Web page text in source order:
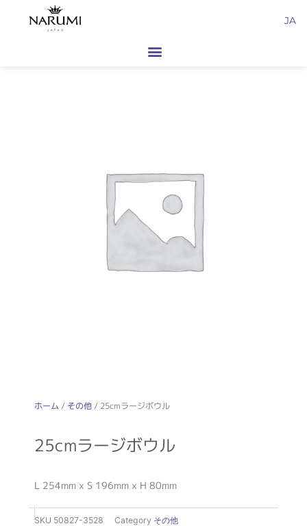
JA
ホーム / その他/ 25cmラージボウル
25cmラージボウル
L 254mm x S 196mm x H 80mm
SKU 50827-3528 Category その他